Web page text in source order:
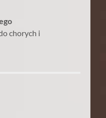
chorych i